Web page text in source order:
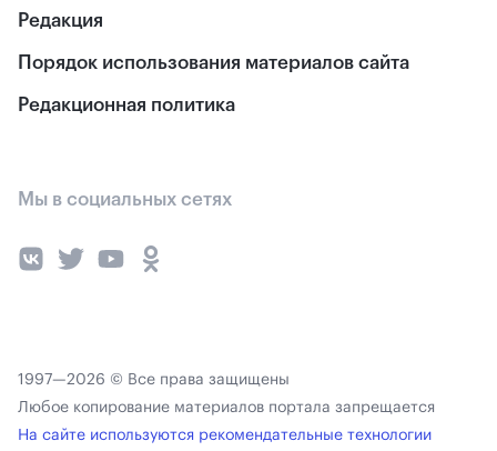
Редакция
Порядок использования материалов сайта
Редакционная политика
Мы в социальных сетях
1997—2026 © Все права защищены
Любое копирование материалов портала запрещается
На сайте используются рекомендательные технологии